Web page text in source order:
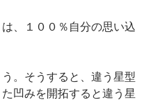
、１００％自分の思い込
。そうすると、違う星型
凹みを開拓すると違う星